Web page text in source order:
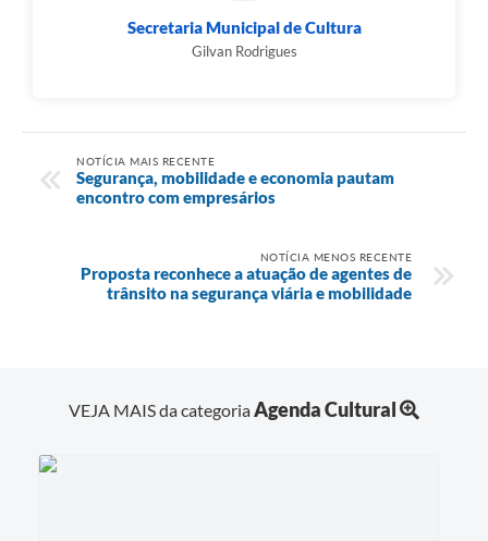
Secretaria Municipal de Cultura
Gilvan Rodrigues
NOTÍCIA MAIS RECENTE
Segurança, mobilidade e economia pautam
encontro com empresários
NOTÍCIA MENOS RECENTE
Proposta reconhece a atuação de agentes de
trânsito na segurança viária e mobilidade
VEJA MAIS da categoriaAgenda Cultural